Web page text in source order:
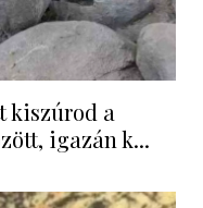
kiszúrod a
igazán k...